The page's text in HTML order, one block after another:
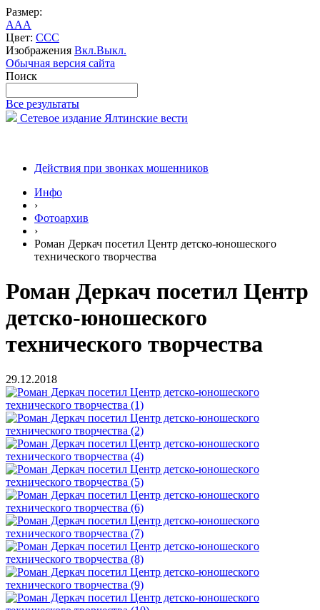
Размер:
AAA
Цвет: CCC
Изображения Вкл.Выкл.
Обычная версия сайта
Поиск
Все результаты
Сетевое издание Ялтинские вести
Действия при звонках мошенников
Инфо
›
Фотоархив
›
Роман Деркач посетил Центр детско-юношеского
технического творчества
Роман Деркач посетил Центр
детско-юношеского
технического творчества
29.12.2018